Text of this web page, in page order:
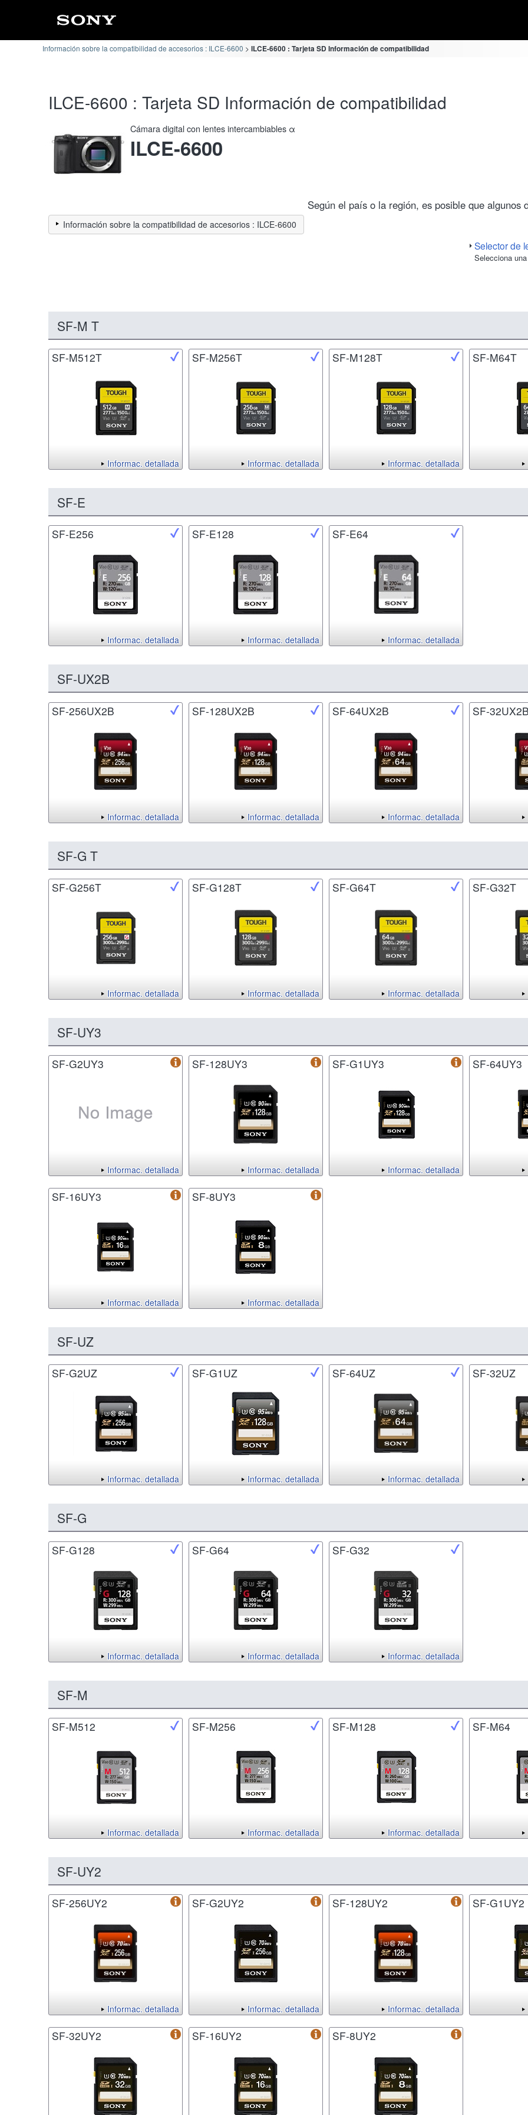
Información sobre la compatibilidad de accesorios : ILCE-6600 ILCE-6600 : Tarjeta SD Información de compatibilidad
ILCE-6600 : Tarjeta SD Información de compatibilidad
Cámara digital con lentes intercambiables α
ILCE-6600
Según el país o la región, es posible que
Información sobre la compatibilidad de accesorios : ILCE-6600
Selector de
Selecciona
SF-M T
SF-M512T
Informac. detallada
SF-M256T
Informac. detallada
SF-M128T
Informac. detallada
SF-M64T
SF-E
SF-E256
Informac. detallada
SF-E128
Informac. detallada
SF-E64
Informac. detallada
SF-UX2B
SF-256UX2B
Informac. detallada
SF-128UX2B
Informac. detallada
SF-64UX2B
Informac. detallada
SF-
SF-G T
SF-G256T
Informac. detallada
SF-G128T
Informac. detallada
SF-G64T
Informac. detallada
SF-G32T
SF-UY3
SF-G2UY3
Informac. detallada
SF-128UY3
Informac. detallada
SF-G1UY3
Informac. detallada
SF-64UY3
SF-16UY3
Informac. detallada
SF-8UY3
Informac. detallada
SF-UZ
SF-G2UZ
Informac. detallada
SF-G1UZ
Informac. detallada
SF-64UZ
Informac. detallada
SF-32UZ
SF-G
SF-G128
Informac. detallada
SF-G64
Informac. detallada
SF-G32
Informac. detallada
SF-M
SF-M512
Informac. detallada
SF-M256
Informac. detallada
SF-M128
Informac. detallada
SF-M64
SF-UY2
SF-256UY2
Informac. detallada
SF-G2UY2
Informac. detallada
SF-128UY2
Informac. detallada
SF-G1UY2
SF-32UY2 SF-16UY2 SF-8UY2